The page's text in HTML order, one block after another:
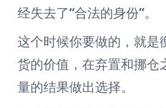
经失去了“合法的身份”。
这个时候你要做的，就是
货的价值，在弃置和挪仓
量的结果做出选择。